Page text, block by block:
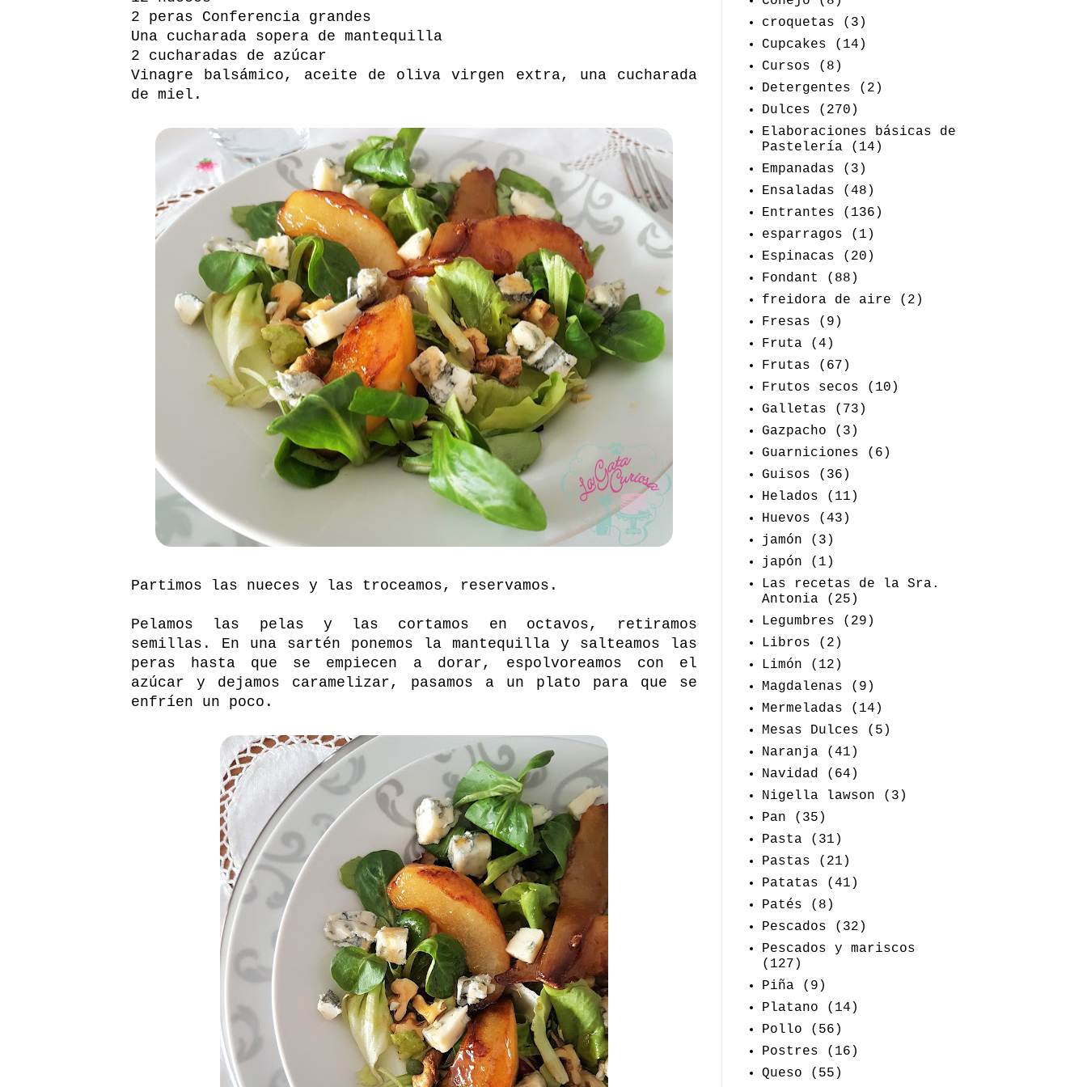
2 peras Conferencia grandes
Una cucharada sopera de mantequilla
2 cucharadas de azúcar
Vinagre balsámico, aceite de oliva virgen extra, una cucharada
de miel.
Partimos las nueces y las troceamos, reservamos.
Pelamos las pelas y las cortamos en octavos, retiramos
semillas. En una sartén ponemos la mantequilla y salteamos las
peras hasta que se empiecen a dorar, espolvoreamos con el
azúcar y dejamos caramelizar, pasamos a un plato para que se
enfríen un poco.
croquetas
(3)
Cupcakes
(14)
Cursos
(8)
Detergentes
(2)
Dulces
(270)
Elaboraciones básicas de
Pastelería
(14)
Empanadas
(3)
Ensaladas
(48)
Entrantes
(136)
esparragos
(1)
Espinacas
(20)
Fondant
(88)
freidora de aire
(2)
Fresas
(9)
Fruta
(4)
Frutas
(67)
Frutos secos
(10)
Galletas
(73)
Gazpacho
(3)
Guarniciones
(6)
Guisos
(36)
Helados
(11)
Huevos
(43)
jamón
(3)
japón
(1)
Las recetas de la Sra.
Antonia
(25)
Legumbres
(29)
Libros
(2)
Limón
(12)
Magdalenas
(9)
Mermeladas
(14)
Mesas Dulces
(5)
Naranja
(41)
Navidad
(64)
Nigella lawson
(3)
Pan
(35)
Pasta
(31)
Pastas
(21)
Patatas
(41)
Patés
(8)
Pescados
(32)
Pescados y mariscos
(127)
Piña
(9)
Platano
(14)
Pollo
(56)
Postres
(16)
Queso
(55)